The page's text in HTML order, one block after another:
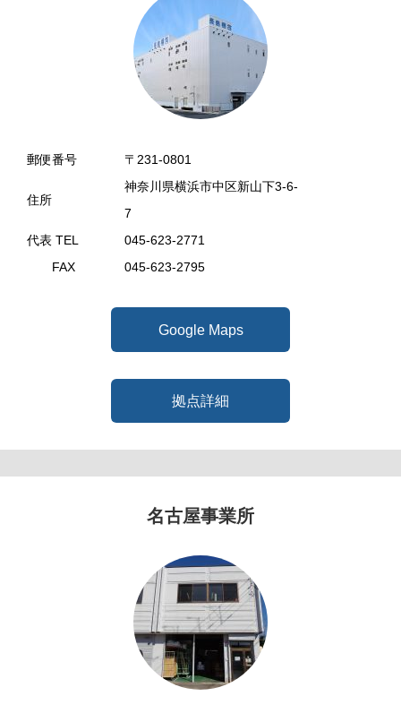
郵便番号 〒231-0801
住所
神奈川県横浜市中区新山下3-6-
7
代表 TEL
045-623-2771
FAX
045-623-2795
Google Maps
拠点詳細
名古屋事業所